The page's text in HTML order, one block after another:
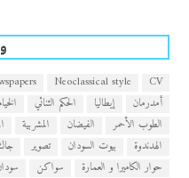
CV
Neoclassical style
أمدرمان
إيطاليا الحكم الثنائي
الطوب الأحمر
الفيضان المشربية
الهدندوة
بيوت السودان تصوير
حوار الكاميرا و العمارة
سواكن